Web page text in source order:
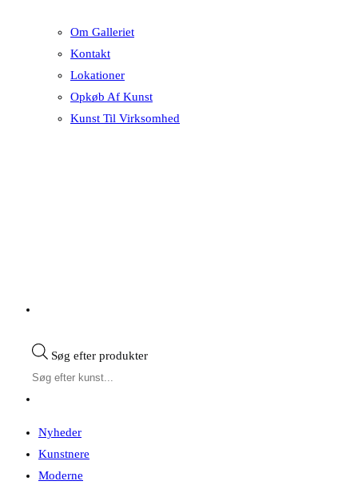
Om Galleriet
Kontakt
Lokationer
Opkøb Af Kunst
Kunst Til Virksomhed
Søg efter produkter
Nyheder
Kunstnere
Moderne